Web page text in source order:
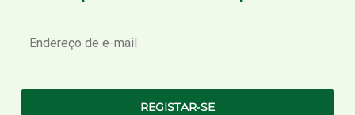
mail
REGISTAR-SE